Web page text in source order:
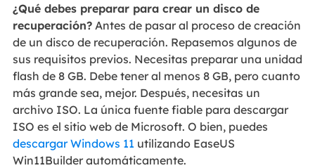
¿Qué debes preparar para crear un disco de
recuperación?Antes de pasar al proceso de creación
de un disco de recuperación. Repasemos algunos de
sus requisitos previos. Necesitas preparar una unidad
flash de 8 GB. Debe tener al menos 8 GB, pero cuanto
más grande sea, mejor. Después, necesitas un
archivo ISO. La única fuente fiable para descargar
ISO es el sitio web de Microsoft. O bien, puedes
descargar Windows 11 utilizando EaseUS
Win11Builder automáticamente.